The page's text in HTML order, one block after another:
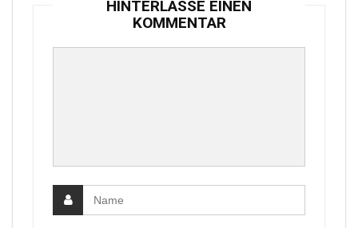
HINTERLASSE EINEN
KOMMENTAR